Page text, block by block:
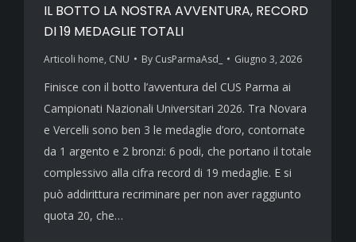
IL BOTTO LA NOSTRA AVVENTURA, RECORD
DI 19 MEDAGLIE TOTALI
Articoli home, CNU By CusParmaAsd_ Giugno 3, 2026
Finisce con il botto l’avventura del CUS Parma ai
Campionati Nazionali Universitari 2026. Tra Novara
e Vercelli sono ben 3 le medaglie d’oro, contornate
da 1 argento e 2 bronzi: 6 podi, che portano il totale
complessivo alla cifra record di 19 medaglie. E si
può addirittura recriminare per non aver raggiunto
quota 20, che…